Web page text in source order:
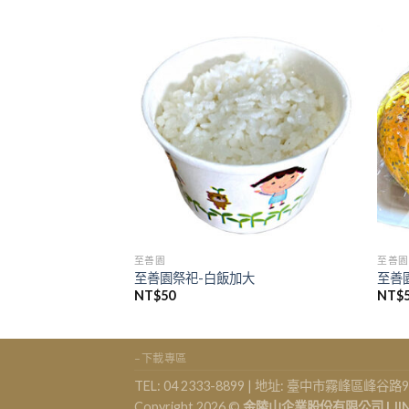
至善園
至善園祭祀-白飯加大
NT$50
至善園
至善
NT$
–下載專區
TEL: 04 2333-8899 | 地址: 臺中市霧峰區峰谷路